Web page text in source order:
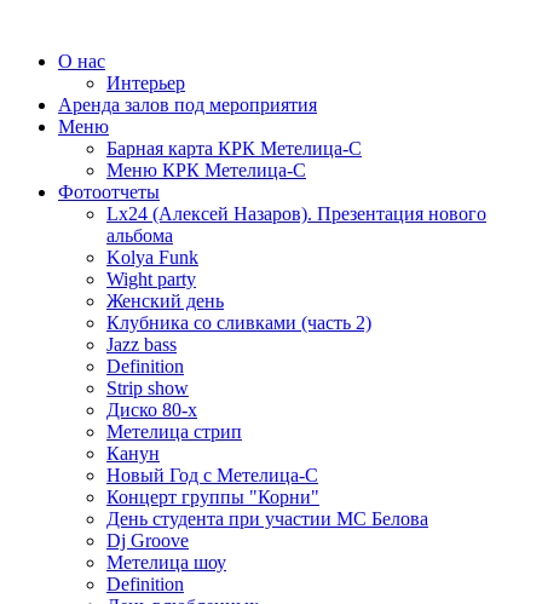
О нас
Интерьер
Аренда залов под мероприятия
Меню
Барная карта КРК Метелица-С
Меню КРК Метелица-С
Фотоотчеты
Lx24 (Алексей Назаров). Презентация нового
альбома
Kolya Funk
Wight party
Женский день
Клубника со сливками (часть 2)
Jazz bass
Definition
Strip show
Диско 80-х
Метелица стрип
Канун
Новый Год с Метелица-С
Концерт группы "Корни"
День студента при участии МС Белова
Dj Groove
Метелица шоу
Definition